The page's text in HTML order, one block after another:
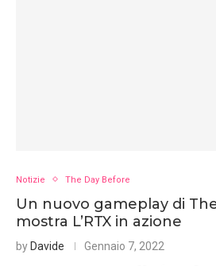
Notizie The Day Before
Un nuovo gameplay di
mostra L’RTX in azione
by Davide Gennaio 7, 2022